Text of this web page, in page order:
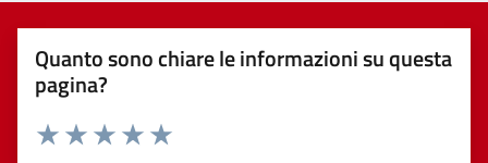
Quanto sono chiare le informazioni su questa
pagina?